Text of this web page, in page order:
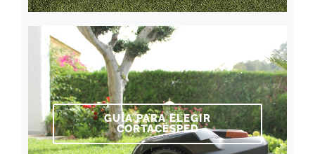
GUÍA PARA ELEGIR
CORTACÉSPED